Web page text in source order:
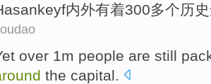
内外有着300多个历史
over 1m people are still
the capital